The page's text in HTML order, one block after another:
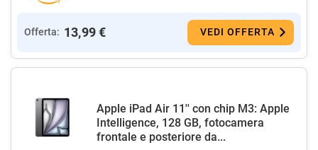
Offerta: 13,99 € VEDI OFFERTA
Apple iPad Air 11'' con chip M3: Apple
Intelligence, 128 GB, fotocamera
frontale e posteriore da...